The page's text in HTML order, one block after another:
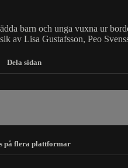
barn och unga vuxna ur
Lisa Gustafsson, Peo